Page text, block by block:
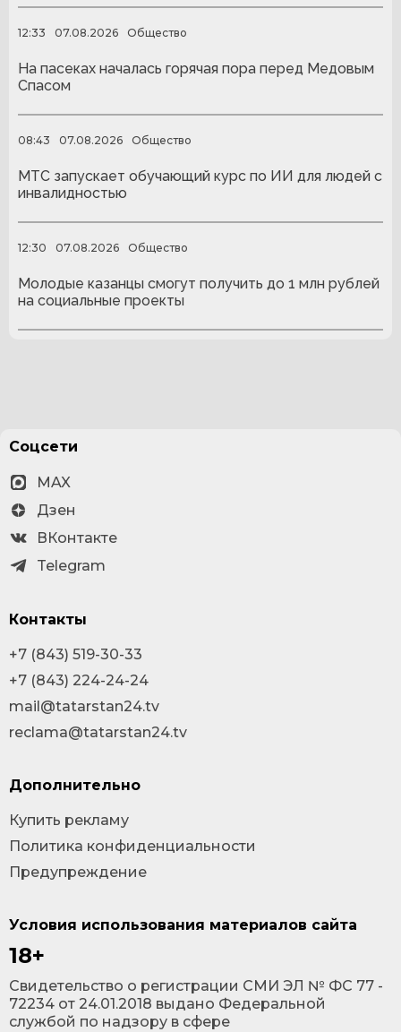
12:33 07.08.2026 Общество
На пасеках началась горячая пора перед Медовым
Спасом
08:43 07.08.2026 Общество
МТС запускает обучающий курс по ИИ для людей с
инвалидностью
12:30 07.08.2026 Общество
Молодые казанцы смогут получить до 1 млн рублей
на социальные проекты
Условия использования материалов сайта
18+
Cвидетельство о регистрации СМИ ЭЛ № ФС 77 -
72234 от 24.01.2018 выдано Федеральной
службой по надзору в сфере
Соцсети
MAX
Дзен
ВКонтакте
Telegram
Контакты
+7 (843) 519-30-33
+7 (843) 224-24-24
mail@tatarstan24.tv
reclama@tatarstan24.tv
Дополнительно
Купить рекламу
Политика конфиденциальности
Предупреждение